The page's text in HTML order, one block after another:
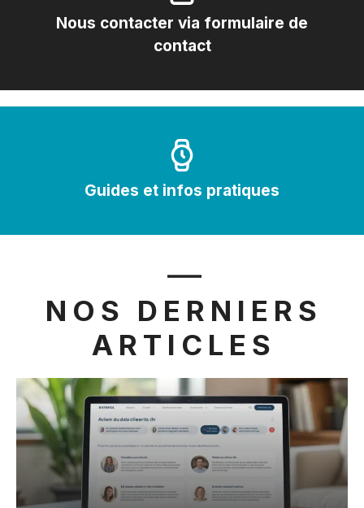
Nous contacter via formulaire de
contact
Guides et infos pratiques
NOS DERNIERS
ARTICLES